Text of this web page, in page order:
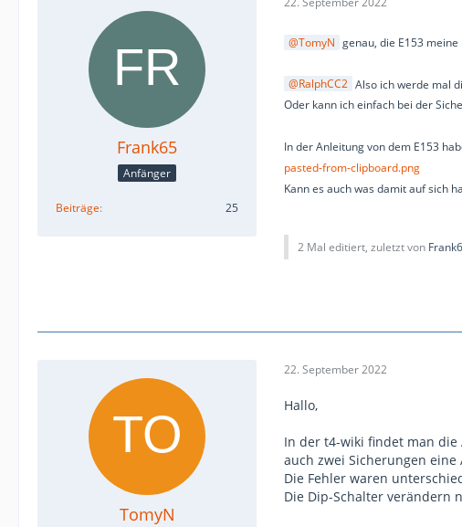
Frank65
Anfänger
Beiträge 25
TomyN genau, die E153
RalphCC2 Also ich werde mal
Oder kann ich einfach bei der
In der Anleitung von dem E153
pasted-from-clipboard.png
Kann es auch was damit auf sich
2 Mal editiert, zuletzt von
TomyN
22. September 2022
Hallo,
In der t4-wiki findet man die
auch zwei Sicherungen eine
Die Fehler waren
Die Dip-Schalter verändern